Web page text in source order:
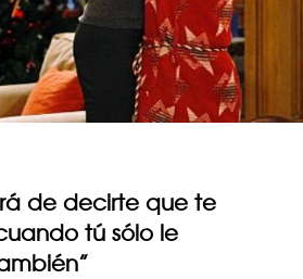
de decirte que te
tú sólo le